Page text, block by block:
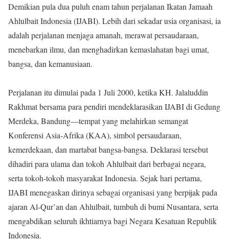
Demikian pula dua puluh enam tahun perjalanan Ikatan Jamaah
Ahlulbait Indonesia (IJABI). Lebih dari sekadar usia organisasi, ia
adalah perjalanan menjaga amanah, merawat persaudaraan,
menebarkan ilmu, dan menghadirkan kemaslahatan bagi umat,
bangsa, dan kemanusiaan.
Perjalanan itu dimulai pada 1 Juli 2000, ketika KH. Jalaluddin
Rakhmat bersama para pendiri mendeklarasikan IJABI di Gedung
Merdeka, Bandung—tempat yang melahirkan semangat
Konferensi Asia-Afrika (KAA), simbol persaudaraan,
kemerdekaan, dan martabat bangsa-bangsa. Deklarasi tersebut
dihadiri para ulama dan tokoh Ahlulbait dari berbagai negara,
serta tokoh-tokoh masyarakat Indonesia. Sejak hari pertama,
IJABI menegaskan dirinya sebagai organisasi yang berpijak pada
ajaran Al-Qur’an dan Ahlulbait, tumbuh di bumi Nusantara, serta
mengabdikan seluruh ikhtiarnya bagi Negara Kesatuan Republik
Indonesia.